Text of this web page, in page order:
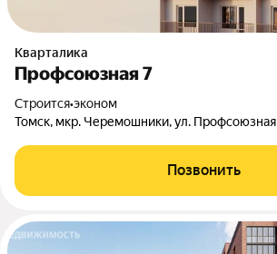
Кварталика
Профсоюзная 7
Строится•эконом
Томск, мкр. Черемошники, ул. Профсоюзная
Позвонить